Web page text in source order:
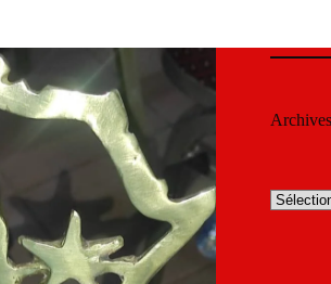
Archives
Archives